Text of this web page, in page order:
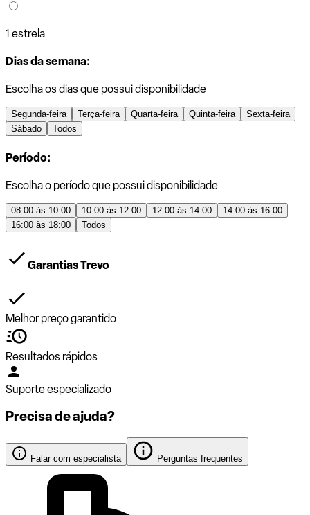
1 estrela
Dias da semana:
Escolha os dias que possui disponibilidade
Segunda-feira Terça-feira Quarta-feira Quinta-feira
Sexta-feira
Sábado
Todos
Período:
Escolha o período que possui disponibilidade
08:00 às 10:00 10:00 às 12:00 12:00 às 14:00
14:00 às 16:00
16:00 às 18:00
Todos
Garantias Trevo
Melhor preço garantido
Resultados rápidos
Suporte especializado
Precisa de ajuda?
Falar com especialista Perguntas frequentes